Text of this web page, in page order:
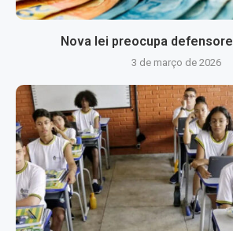
Nova lei preocupa
3 de março de 2026